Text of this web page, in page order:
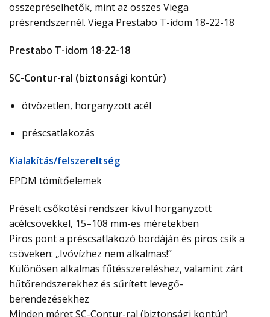
összepréselhetők, mint az összes Viega
présrendszernél. Viega Prestabo T-idom 18-22-18
Prestabo T-idom 18-22-18
SC-Contur-ral (biztonsági kontúr)
ötvözetlen, horganyzott acél
préscsatlakozás
Ki­ala­kí­tás/­fel­sze­relt­ség
EPDM tömítőelemek
Préselt csőkötési rendszer kívül horganyzott
acélcsövekkel, 15–108 mm-es méretekben
Piros pont a préscsatlakozó bordáján és piros csík a
csöveken: „Ivóvízhez nem alkalmas!”
Különösen alkalmas fűtésszereléshez, valamint zárt
hűtőrendszerekhez és sűrített levegő-
berendezésekhez
Minden méret SC-Contur-ral (biztonsági kontúr)